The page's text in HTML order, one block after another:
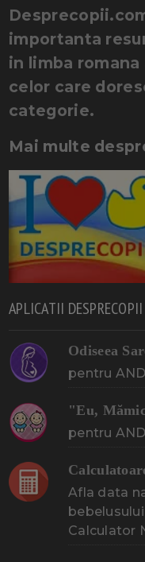
importanta
in limba
celor care
categorie.
Mai multe
APLICATII DESPRECOPII
Odiseea
pentru
"Eu,
pentru
Afla data
bebelusului
Calculator